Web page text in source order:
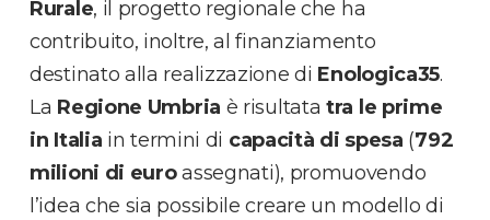
Rurale, il progetto regionale che ha
contribuito, inoltre, al finanziamento
destinato alla realizzazione di Enologica35.
La Regione Umbria è risultatatra le prime
in Italia in termini di capacità di spesa (792
milioni di euroassegnati), promuovendo
l’idea che sia possibile creare un modello di